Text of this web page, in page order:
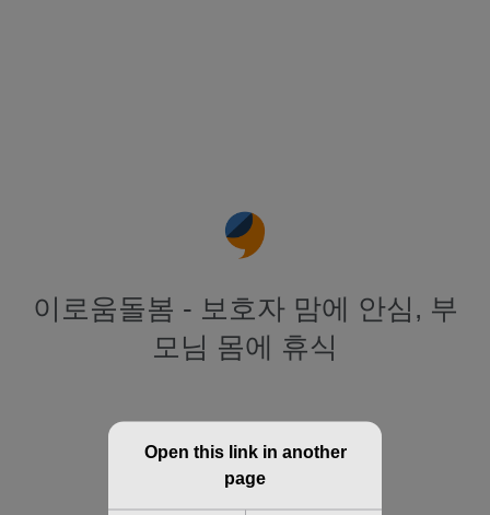
이로움돌봄 - 보호자 맘에 안심, 부
모님 몸에 휴식